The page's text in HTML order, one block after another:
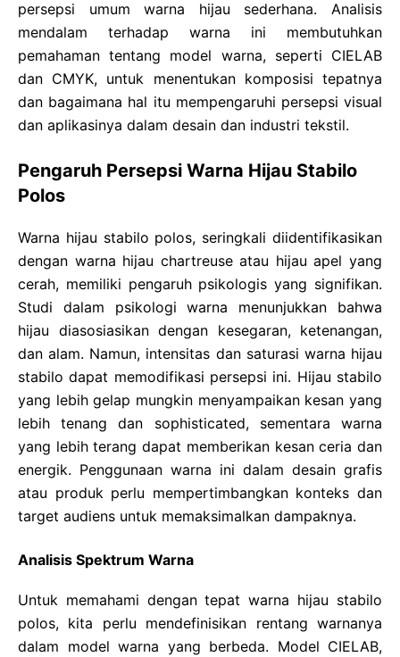
persepsi umum warna hijau sederhana. Analisis
mendalam terhadap warna ini membutuhkan
pemahaman tentang model warna, seperti CIELAB
dan CMYK, untuk menentukan komposisi tepatnya
dan bagaimana hal itu mempengaruhi persepsi visual
dan aplikasinya dalam desain dan industri tekstil.
Pengaruh Persepsi Warna Hijau Stabilo
Polos
Warna hijau stabilo polos, seringkali diidentifikasikan
dengan warna hijau chartreuse atau hijau apel yang
cerah, memiliki pengaruh psikologis yang signifikan.
Studi dalam psikologi warna menunjukkan bahwa
hijau diasosiasikan dengan kesegaran, ketenangan,
dan alam. Namun, intensitas dan saturasi warna hijau
stabilo dapat memodifikasi persepsi ini. Hijau stabilo
yang lebih gelap mungkin menyampaikan kesan yang
lebih tenang dan sophisticated, sementara warna
yang lebih terang dapat memberikan kesan ceria dan
energik. Penggunaan warna ini dalam desain grafis
atau produk perlu mempertimbangkan konteks dan
target audiens untuk memaksimalkan dampaknya.
Analisis Spektrum Warna
Untuk memahami dengan tepat warna hijau stabilo
polos, kita perlu mendefinisikan rentang warnanya
dalam model warna yang berbeda. Model CIELAB,